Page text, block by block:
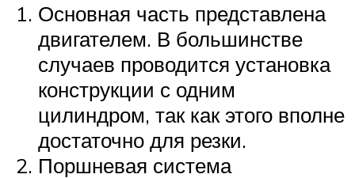
Основная часть представлена
двигателем. В большинстве
случаев проводится установка
конструкции с одним
цилиндром, так как этого вполне
достаточно для резки.
Поршневая система